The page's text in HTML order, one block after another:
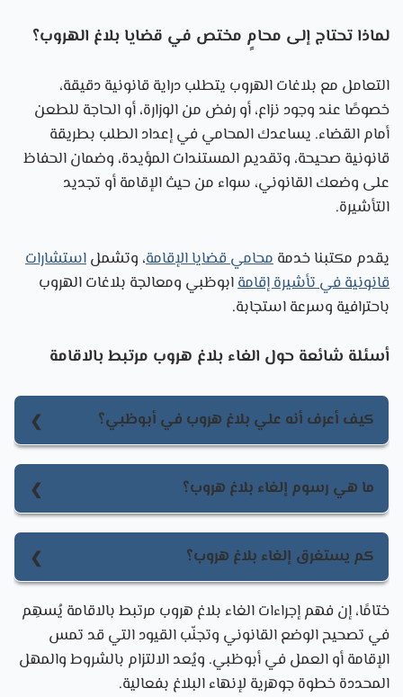
لماذا تحتاج إلى محامٍ مختص في قضايا بلاغ الهروب؟
التعامل مع بلاغات الهروب يتطلب دراية قانونية دقيقة،
خصوصًا عند وجود نزاع، أو رفض من الوزارة، أو الحاجة للطعن
أمام القضاء. يساعدك المحامي في إعداد الطلب بطريقة
قانونية صحيحة، وتقديم المستندات المؤيدة، وضمان الحفاظ
على وضعك القانوني، سواء من حيث الإقامة أو تجديد
التأشيرة.
يقدم مكتبنا خدمةمحامي قضايا الإقامة، وتشملاستشارات
قانونية في تأشيرة إقامةابوظبي ومعالجة بلاغات الهروب
باحترافية وسرعة استجابة.
أسئلة شائعة حول الغاء بلاغ هروب مرتبط بالاقامة
كيف أعرف أنه علي بلاغ هروب في أبوظبي؟
معرفة أنه عليك بلاغ هروب في أبوظبي تتم من خلال
الدخول إلى منصة وزارة الموارد البشرية والتوطين
باستخدام الهوية الرقمية، أو مراجعة مركز خدمة معتمد
للاستعلام.
ما هي رسوم إلغاء بلاغ هروب؟
رسوم إلغاء بلاغ هروب تختلف حسب طريقة التقديم: 115
درهمًا عند التقديم الذاتي، و72 درهمًا تقريبًا عبر مراكز
الخدمة.
كم يستغرق إلغاء بلاغ هروب؟
يستغرق إلغاء بلاغ هروب عادة 3 أيام عمل للعمالة
المنزلية، وقد يصل إلى 14 يومًا لبقية الفئات بحسب حالة
الطلب.
ختامًا، إن فهم إجراءات الغاء بلاغ هروب مرتبط بالاقامة يُسهِم
في تصحيح الوضع القانوني وتجنّب القيود التي قد تمس
الإقامة أو العمل في أبوظبي. ويُعد الالتزام بالشروط والمهل
المحددة خطوة جوهرية لإنهاء البلاغ بفعالية.